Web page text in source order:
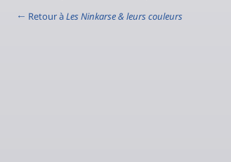
← Retour àLes Ninkarse & leurs couleurs